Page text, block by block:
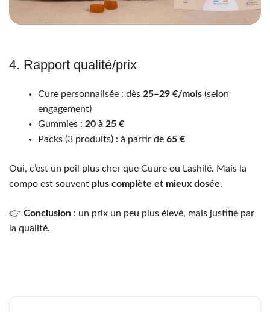
4. Rapport qualité/prix
Cure personnalisée : dès 25–29 €/mois (selon
engagement)
Gummies : 20 à 25 €
Packs (3 produits) : à partir de 65 €
Oui, c’est un poil plus cher que Cuure ou Lashilé. Mais la
compo est souvent plus complète et mieux dosée.
👉 Conclusion : un prix un peu plus élevé, mais justifié par
la qualité.